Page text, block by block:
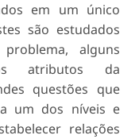
em um único
são estudados
alguns
atributos da
questões que
um dos níveis e
relações